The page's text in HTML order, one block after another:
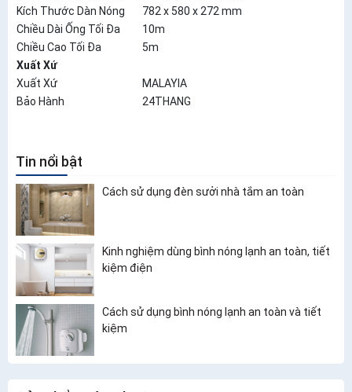
Kích Thước Dàn Nóng
782 x 580 x 272 mm
Chiều Dài Ống Tối Đa
10m
Chiều Cao Tối Đa
5m
Xuất Xứ
Xuất Xứ
MALAYIA
Bảo Hành
24THANG
Tin nổi bật
Cách sử dụng đèn sưởi nhà tắm an toàn
Kinh nghiệm dùng bình nóng lạnh an toàn, tiết
kiệm điện
Cách sử dụng bình nóng lạnh an toàn và tiết
kiệm